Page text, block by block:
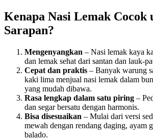
Kenapa Nasi Lemak Cocok
Sarapan?
Mengenyangkan – Nasi lemak kaya
dan lemak sehat dari santan dan lauk-
Cepat dan praktis – Banyak warung
kaki lima menjual nasi lemak dalam
yang mudah dibawa.
Rasa lengkap dalam satu piring –
dan segar bersatu dengan harmonis.
Bisa disesuaikan – Mulai dari versi
mewah dengan rendang daging, ayam
balado.